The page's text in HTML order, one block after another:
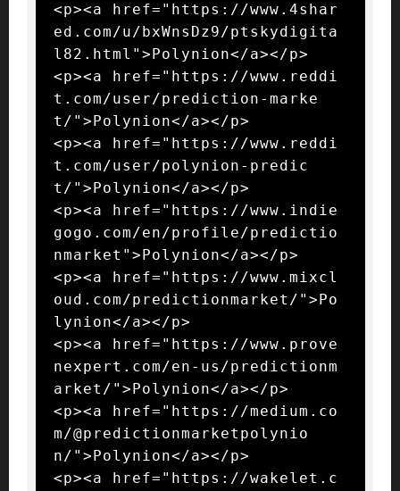
<p><a href="https://www.4shar
ed.com/u/bxWnsDz9/ptskydigita
l82.html">Polynion</a></p>
<p><a href="https://www.reddi
t.com/user/prediction-marke
t/">Polynion</a></p>
<p><a href="https://www.reddi
t.com/user/polynion-predic
t/">Polynion</a></p>
<p><a href="https://www.indie
gogo.com/en/profile/predictio
nmarket">Polynion</a></p>
<p><a href="https://www.mixcl
oud.com/predictionmarket/">Po
lynion</a></p>
<p><a href="https://www.prove
nexpert.com/en-us/predictionm
arket/">Polynion</a></p>
<p><a href="https://medium.co
m/@predictionmarketpolynio
n/">Polynion</a></p>
<p><a href="https://wakelet.c